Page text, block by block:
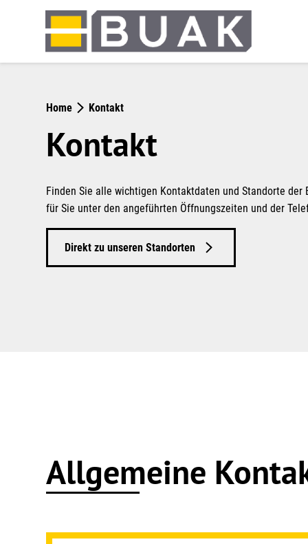
Home Kontakt
Kontakt
Finden Sie alle wichtigen Kontaktdaten und Standorte der
für Sie unter den angeführten Öffnungszeiten und der
Direkt zu unseren Standorten
Allgemeine